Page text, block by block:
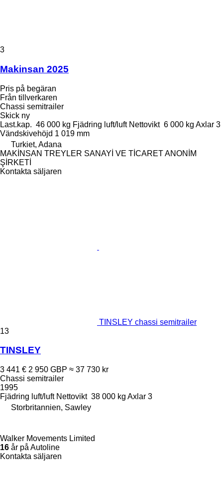
3
Makinsan 2025
Pris på begäran
Från tillverkaren
Chassi semitrailer
Skick ny
Last.kap. 46 000 kg Fjädring luft/luft Nettovikt 6 000 kg Axlar 3
Vändskivehöjd 1 019 mm
Turkiet, Adana
MAKİNSAN TREYLER SANAYİ VE TİCARET ANONİM
ŞİRKETİ
Kontakta säljaren
TINSLEY chassi semitrailer
13
TINSLEY
3 441 € 2 950 GBP ≈ 37 730 kr
Chassi semitrailer
1995
Fjädring luft/luft Nettovikt 38 000 kg Axlar 3
Storbritannien, Sawley
Walker Movements Limited
16 år på Autoline
Kontakta säljaren